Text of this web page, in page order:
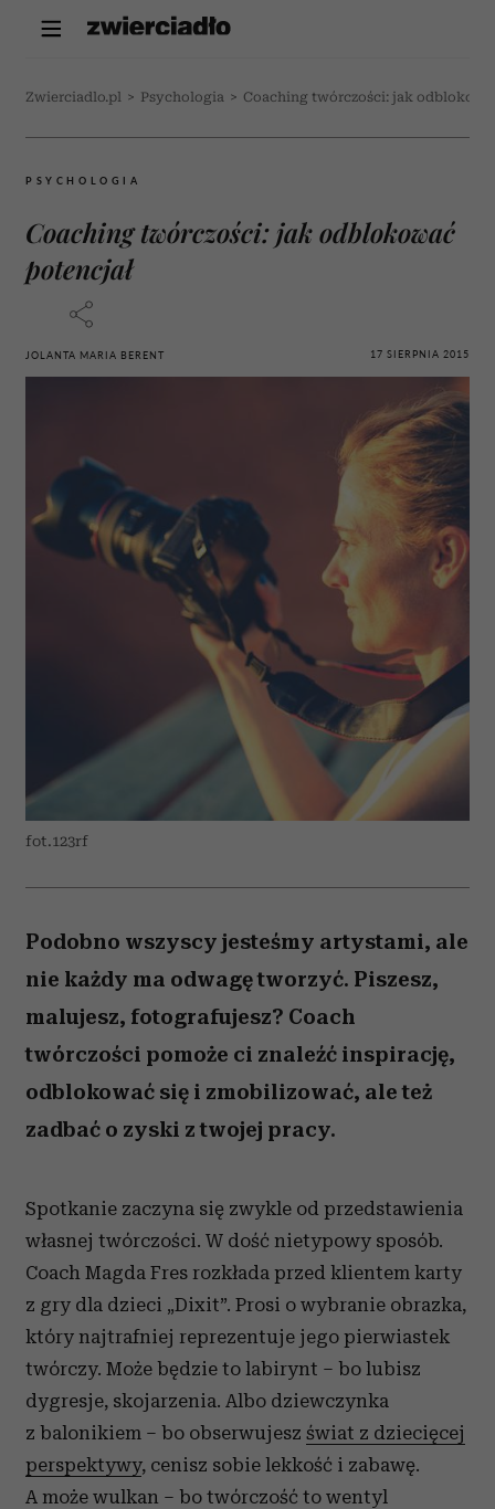
Zwierciadlo.pl > Psychologia > Coaching twórczości: jak
PSYCHOLOGIA
Coaching twórczości: jak odblokować
potencjał
JOLANTA MARIA BERENT 17 SIERPNIA 2015
fot.123rf
Podobno wszyscy jesteśmy artystami, ale
nie każdy ma odwagę tworzyć. Piszesz,
malujesz, fotografujesz? Coach
twórczości pomoże ci znaleźć inspirację,
odblokować się i zmobilizować, ale też
zadbać o zyski z twojej pracy.
Spotkanie zaczyna się zwykle od przedstawienia
własnej twórczości. W dość nietypowy sposób.
Coach Magda Fres rozkłada przed klientem karty
z gry dla dzieci „Dixit”. Prosi o wybranie obrazka,
który najtrafniej reprezentuje jego pierwiastek
twórczy. Może będzie to labirynt – bo lubisz
dygresje, skojarzenia. Albo dziewczynka
z balonikiem – bo obserwujesz świat z dziecięcej
perspektywy, cenisz sobie lekkość i zabawę.
A może wulkan – bo twórczość to wentyl